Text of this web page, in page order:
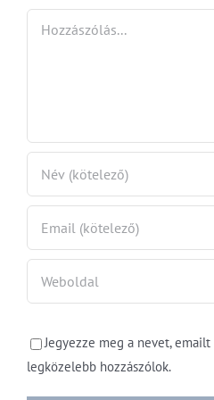
Jegyezze meg a nevet,
legközelebb hozzászólok.